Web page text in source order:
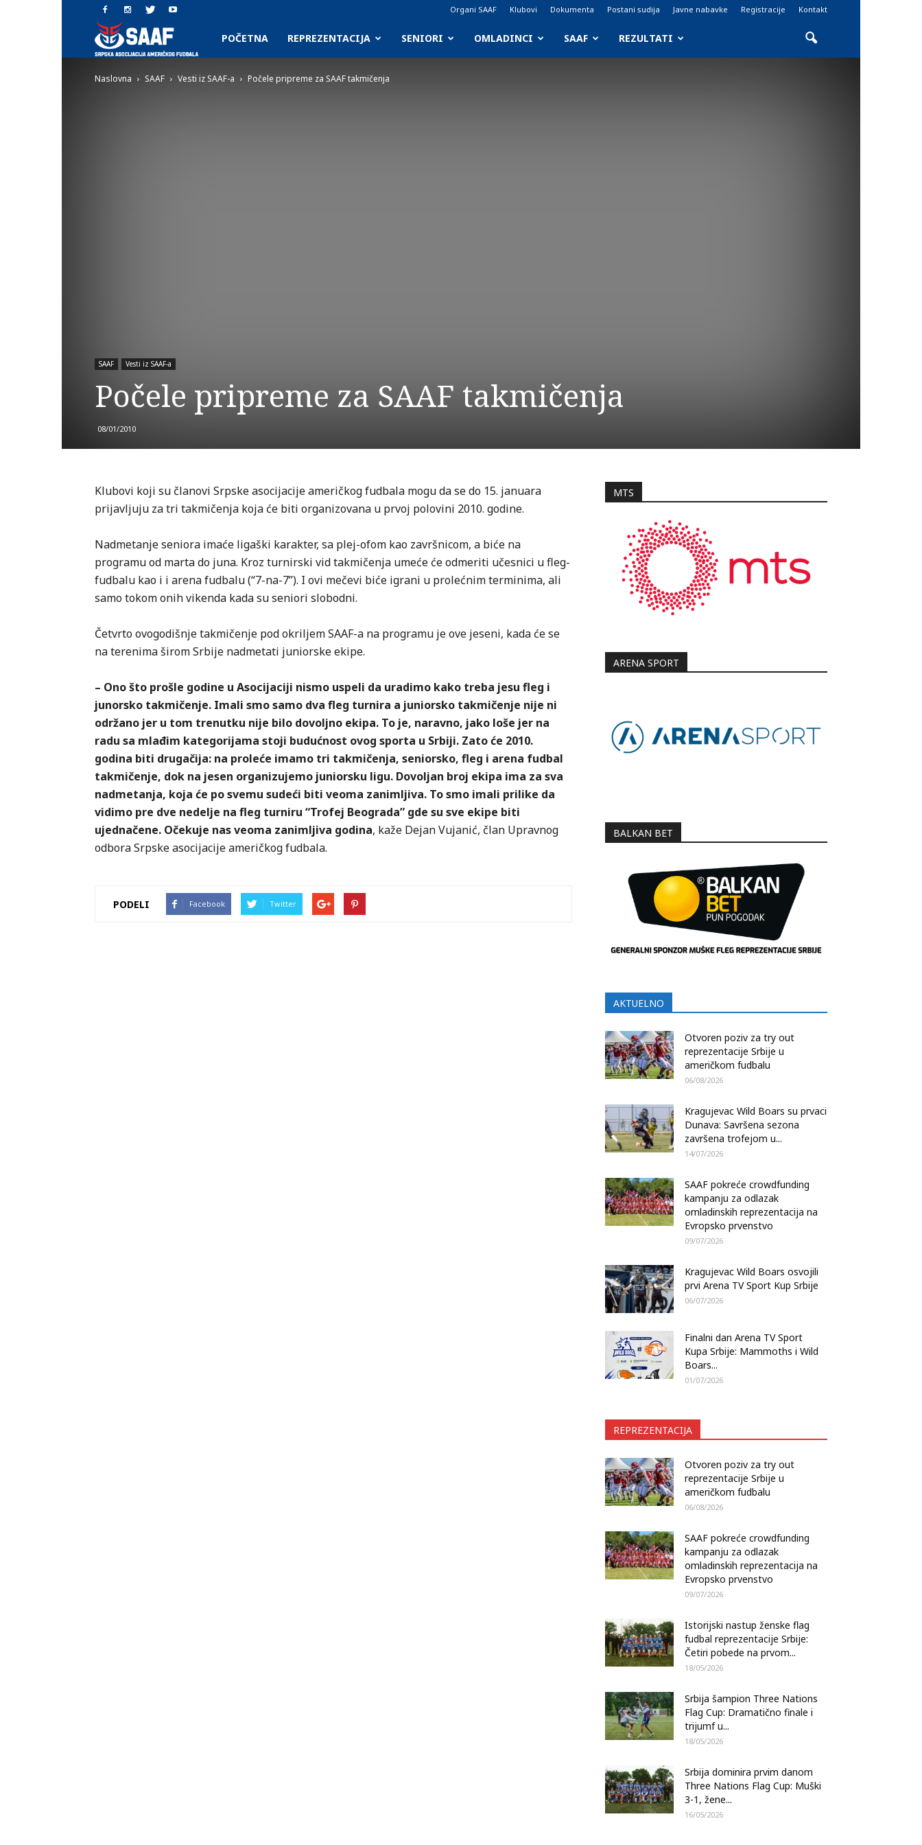
Organi SAAF Klubovi Dokumenta Postani sudija Javne nabavke Registracije Kontakt
SAAF.rs
POČETNA REPREZENTACIJA SENIORI OMLADINCI SAAF REZULTATI
Naslovna SAAF Vesti iz SAAF-a Počele pripreme za SAAF takmičenja
SAAF Vesti iz SAAF-a
Počele pripreme za SAAF takmičenja
08/01/2010
Klubovi koji su članovi Srpske asocijacije američkog fudbala mogu da se do 15. januara
prijavljuju za tri takmičenja koja će biti organizovana u prvoj polovini 2010. godine.
Nadmetanje seniora imaće ligaški karakter, sa plej-ofom kao završnicom, a biće na
programu od marta do juna. Kroz turnirski vid takmičenja umeće će odmeriti učesnici u fleg-
fudbalu kao i i arena fudbalu (“7-na-7”). I ovi mečevi biće igrani u prolećnim terminima, ali
samo tokom onih vikenda kada su seniori slobodni.
Četvrto ovogodišnje takmičenje pod okriljem SAAF-a na programu je ove jeseni, kada će se
na terenima širom Srbije nadmetati juniorske ekipe.
– Ono što prošle godine u Asocijaciji nismo uspeli da uradimo kako treba jesu fleg i
junorsko takmičenje. Imali smo samo dva fleg turnira a juniorsko takmičenje nije ni
održano jer u tom trenutku nije bilo dovoljno ekipa. To je, naravno, jako loše jer na
radu sa mlađim kategorijama stoji budućnost ovog sporta u Srbiji. Zato će 2010.
godina biti drugačija: na proleće imamo tri takmičenja, seniorsko, fleg i arena fudbal
takmičenje, dok na jesen organizujemo juniorsku ligu. Dovoljan broj ekipa ima za sva
nadmetanja, koja će po svemu sudeći biti veoma zanimljiva. To smo imali prilike da
vidimo pre dve nedelje na fleg turniru “Trofej Beograda” gde su sve ekipe biti
ujednačene. Očekuje nas veoma zanimljiva godina, kaže Dejan Vujanić, član Upravnog
odbora Srpske asocijacije američkog fudbala.
PODELI Facebook Twitter
MTS
ARENA SPORT
BALKAN BET
AKTUELNO
Otvoren poziv za try out
reprezentacije Srbije u
američkom fudbalu
06/08/2026
Kragujevac Wild Boars su prvaci
Dunava: Savršena sezona
završena trofejom u...
14/07/2026
SAAF pokreće crowdfunding
kampanju za odlazak
omladinskih reprezentacija na
Evropsko prvenstvo
09/07/2026
Kragujevac Wild Boars osvojili
prvi Arena TV Sport Kup Srbije
06/07/2026
Finalni dan Arena TV Sport
Kupa Srbije: Mammoths i Wild
Boars...
01/07/2026
REPREZENTACIJA
Otvoren poziv za try out
reprezentacije Srbije u
američkom fudbalu
06/08/2026
SAAF pokreće crowdfunding
kampanju za odlazak
omladinskih reprezentacija na
Evropsko prvenstvo
09/07/2026
Istorijski nastup ženske flag
fudbal reprezentacije Srbije:
Četiri pobede na prvom...
18/05/2026
Srbija šampion Three Nations
Flag Cup: Dramatično finale i
trijumf u...
18/05/2026
Srbija dominira prvim danom
Three Nations Flag Cup: Muški
3-1, žene...
16/05/2026